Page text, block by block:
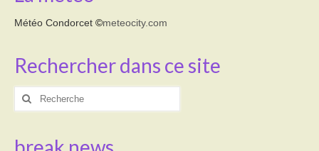
Météo Condorcet ©meteocity.com
Rechercher dans ce site
Rechercher